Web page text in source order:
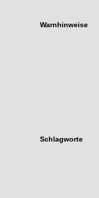
Warnhinweise
Schlagworte